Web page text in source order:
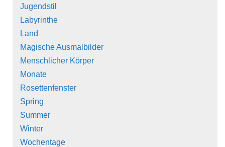
Jugendstil
Labyrinthe
Land
Magische Ausmalbilder
Menschlicher Körper
Monate
Rosettenfenster
Spring
Summer
Winter
Wochentage